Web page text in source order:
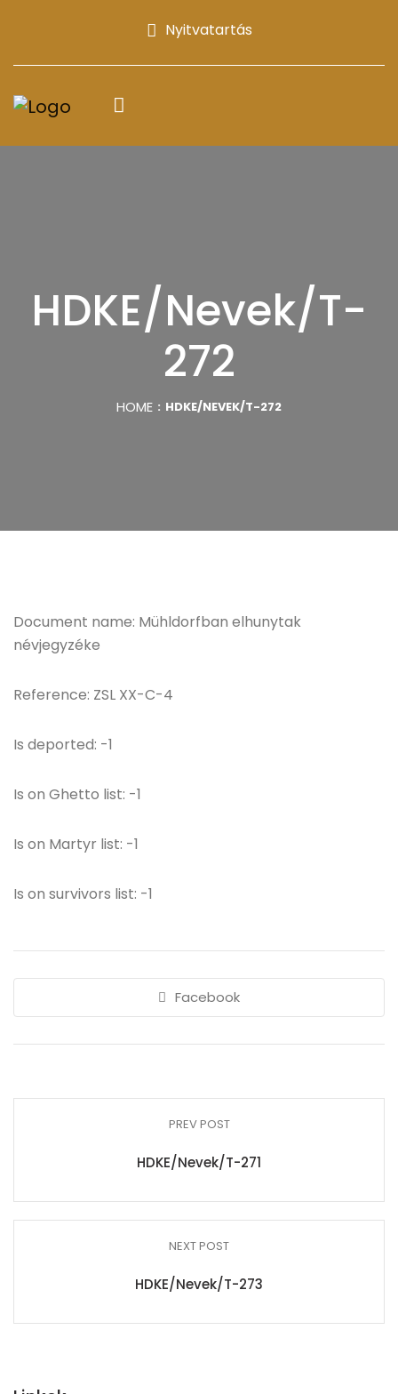
Nyitvatartás
HDKE/Nevek/T-
272
HOME HDKE/NEVEK/T-272
Document name: Mühldorfban elhunytak
névjegyzéke
Reference: ZSL XX-C-4
Is deported: -1
Is on Ghetto list: -1
Is on Martyr list: -1
Is on survivors list: -1
Facebook
PREV POST
HDKE/Nevek/T-271
NEXT POST
HDKE/Nevek/T-273